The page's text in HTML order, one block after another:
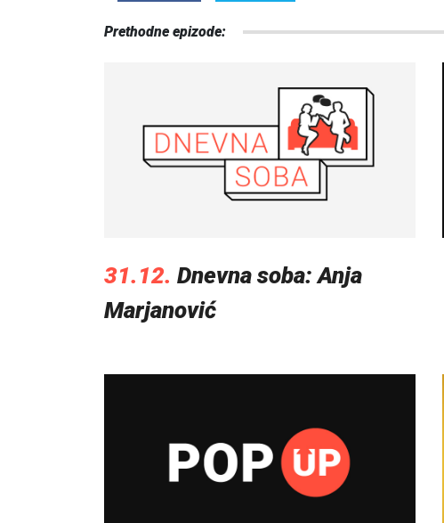
Prethodne epizode:
31.12. Dnevna soba: Anja
Marjanović